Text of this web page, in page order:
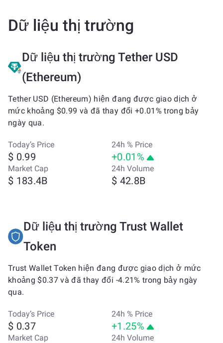
Dữ liệu thị trường
Dữ liệu thị trường Tether USD
(Ethereum)
Tether USD (Ethereum) hiện đang được giao dịch ở
mức khoảng $0.99 và đã thay đổi +0.01% trong bảy
ngày qua.
Today’s Price
$ 0.99
24h % Price
+0.01%
Market Cap
$ 183.4B
24h Volume
$ 42.8B
Dữ liệu thị trường Trust Wallet
Token
Trust Wallet Token hiện đang được giao dịch ở mức
khoảng $0.37 và đã thay đổi -4.21% trong bảy ngày
qua.
Today’s Price
$ 0.37
24h % Price
+1.25%
Market Cap 24h Volume